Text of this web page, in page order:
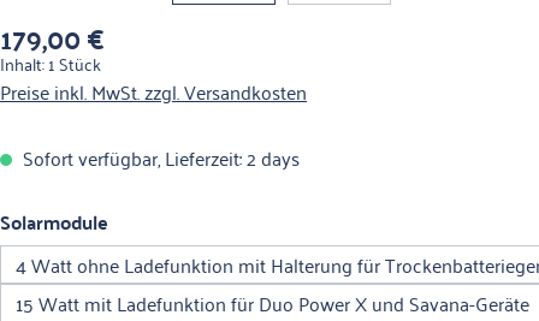
Regulärer Preis:
179,00 €
Inhalt:1 Stück
Preise inkl. MwSt. zzgl. Versandkosten
Sofort verfügbar, Lieferzeit: 2 days
Solarmodule
4 Watt ohne Ladefunktion mit Halterung für
15 Watt mit Ladefunktion für Duo Power X und Savana-Geräte